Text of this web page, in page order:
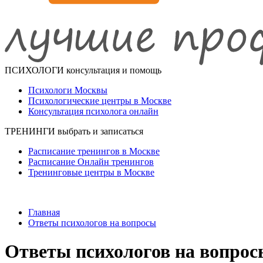
ПСИХОЛОГИ консультация и помощь
Психологи Москвы
Психологические центры в Москве
Консультация психолога онлайн
ТРЕНИНГИ выбрать и записаться
Расписание тренингов в Москве
Расписание Онлайн тренингов
Тренинговые центры в Москве
Главная
Ответы психологов на вопросы
Ответы психологов на